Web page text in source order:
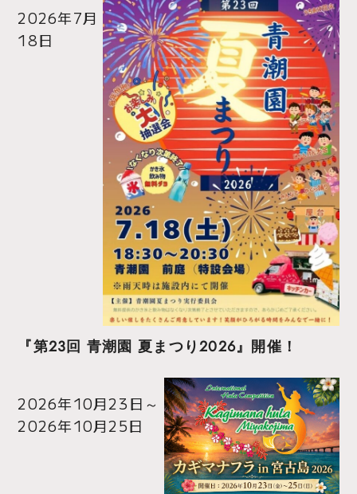
2026年7月
18日
『第23回 青潮園 夏まつり2026』開催！
2026年10月23日 ～
2026年10月25日